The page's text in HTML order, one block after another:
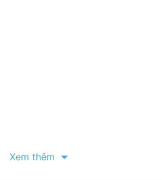
Xem thêm